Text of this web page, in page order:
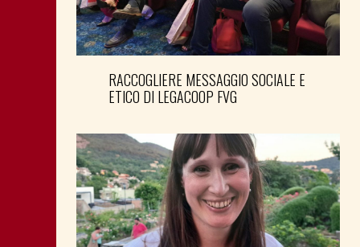
RACCOGLIERE MESSAGGIO SOCIALE E
ETICO DI LEGACOOP FVG